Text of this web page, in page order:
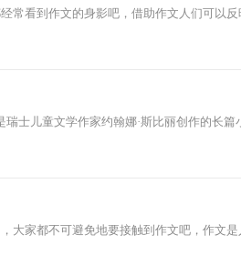
看到作文的身影吧，借助作文人们可以
士儿童文学作家约翰娜·斯比丽创作的长
家都不可避免地要接触到作文吧，作文是